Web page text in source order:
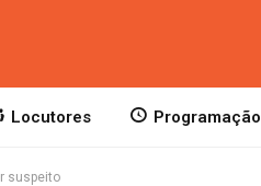
Locutores Programação
suspeito